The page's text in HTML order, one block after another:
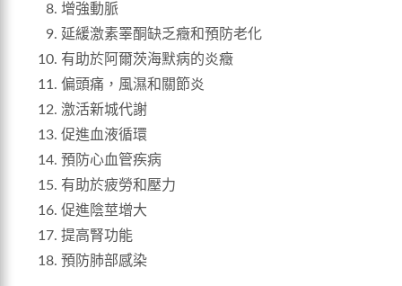
增強動脈
延緩激素睪酮缺乏癥和預防老化
有助於阿爾茨海默病的炎癥
偏頭痛，風濕和關節炎
激活新城代謝
促進血液循環
預防心血管疾病
有助於疲勞和壓力
促進陰莖增大
提高腎功能
預防肺部感染